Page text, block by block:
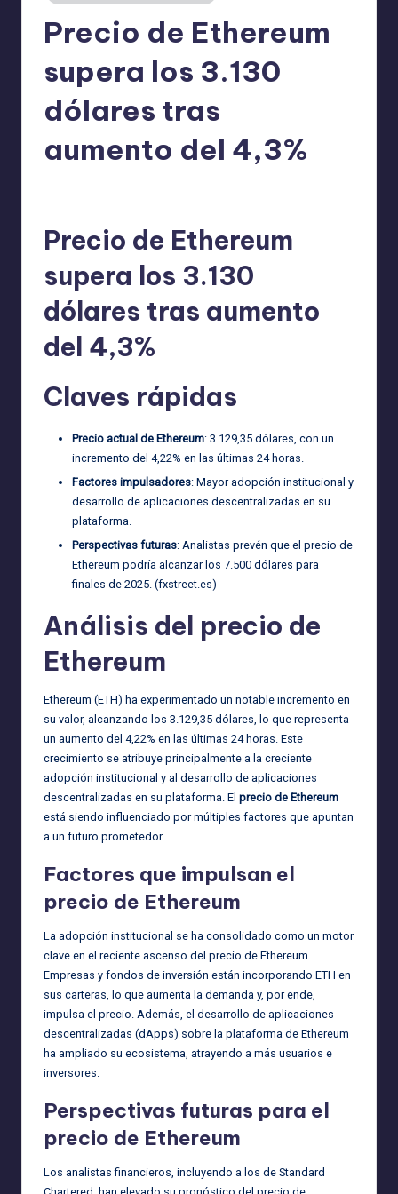
Precio de Ethereum
supera los 3.130
dólares tras
aumento del 4,3%
Precio de Ethereum
supera los 3.130
dólares tras aumento
del 4,3%
Claves rápidas
Precio actual de Ethereum: 3.129,35 dólares, con un
incremento del 4,22% en las últimas 24 horas.
Factores impulsadores: Mayor adopción institucional y
desarrollo de aplicaciones descentralizadas en su
plataforma.
Perspectivas futuras: Analistas prevén que el precio de
Ethereum podría alcanzar los 7.500 dólares para
finales de 2025. (fxstreet.es)
Análisis del precio de
Ethereum
Ethereum (ETH) ha experimentado un notable incremento en
su valor, alcanzando los 3.129,35 dólares, lo que representa
un aumento del 4,22% en las últimas 24 horas. Este
crecimiento se atribuye principalmente a la creciente
adopción institucional y al desarrollo de aplicaciones
descentralizadas en su plataforma. El precio de Ethereum
está siendo influenciado por múltiples factores que apuntan
a un futuro prometedor.
Factores que impulsan el
precio de Ethereum
La adopción institucional se ha consolidado como un motor
clave en el reciente ascenso del precio de Ethereum.
Empresas y fondos de inversión están incorporando ETH en
sus carteras, lo que aumenta la demanda y, por ende,
impulsa el precio. Además, el desarrollo de aplicaciones
descentralizadas (dApps) sobre la plataforma de Ethereum
ha ampliado su ecosistema, atrayendo a más usuarios e
inversores.
Perspectivas futuras para el
precio de Ethereum
Los analistas financieros, incluyendo a los de Standard